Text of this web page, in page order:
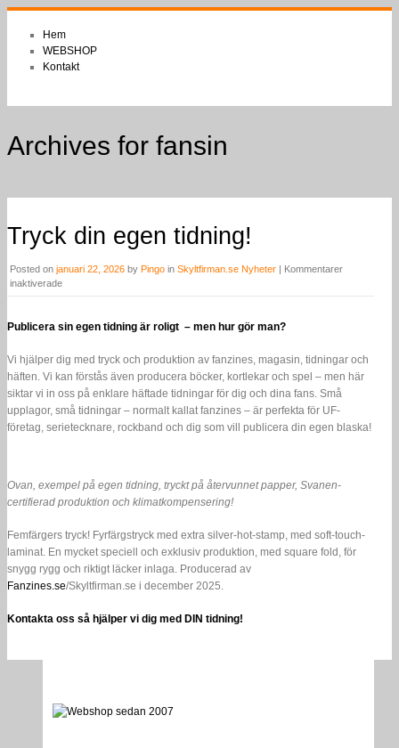
Hem
WEBSHOP
Kontakt
Archives for fansin
Tryck din egen tidning!
Posted on januari 22, 2026 by Pingo in Skyltfirman.se Nyheter | Kommentarer
inaktiveradeför
egen
Publicera sin egen tidning är roligt – men hur gör man?
Vi hjälper dig med tryck och produktion av fanzines, magasin, tidningar och
häften. Vi kan förstås även producera böcker, kortlekar och spel – men här
siktar vi in oss på enklare häftade tidningar för dig och dina fans. Små
upplagor, små tidningar – normalt kallat fanzines – är perfekta för UF-
företag, serietecknare, rockband och dig som vill publicera din egen blaska!
Ovan, exempel på egen tidning, tryckt på återvunnet papper, Svanen-
certifierad produktion och klimatkompensering!
Femfärgers tryck! Fyrfärgstryck med extra silver-hot-stamp, med soft-touch-
laminat. En mycket speciell och exklusiv produktion, med square fold, för
snygg rygg och riktigt läcker inlaga. Producerad av
Fanzines.se/Skyltfirman.se i december 2025.
Kontakta oss så hjälper vi dig med DIN tidning!